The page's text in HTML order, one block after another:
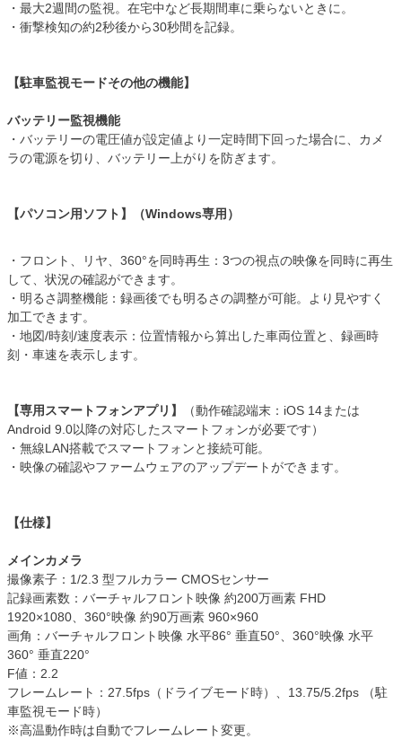
・最大2週間の監視。在宅中など長期間車に乗らないときに。
・衝撃検知の約2秒後から30秒間を記録。
【駐車監視モードその他の機能】
バッテリー監視機能
・バッテリーの電圧値が設定値より一定時間下回った場合に、カメ
ラの電源を切り、バッテリー上がりを防ぎます。
【パソコン用ソフト】（Windows専用）
・フロント、リヤ、360°を同時再生：3つの視点の映像を同時に再生
して、状況の確認ができます。
・明るさ調整機能：録画後でも明るさの調整が可能。より見やすく
加工できます。
・地図/時刻/速度表示：位置情報から算出した車両位置と、録画時
刻・車速を表示します。
【専用スマートフォンアプリ】
（動作確認端末：iOS 14または
Android 9.0以降の対応したスマートフォンが必要です）
・無線LAN搭載でスマートフォンと接続可能。
・映像の確認やファームウェアのアップデートができます。
【仕様】
メインカメラ
撮像素子：1/2.3 型フルカラー CMOSセンサー
記録画素数：バーチャルフロント映像 約200万画素 FHD
1920×1080、360°映像 約90万画素 960×960
画角：バーチャルフロント映像 水平86° 垂直50°、360°映像 水平
360° 垂直220°
F値：2.2
フレームレート：27.5fps（ドライブモード時）、13.75/5.2fps （駐
車監視モード時）
※高温動作時は自動でフレームレート変更。